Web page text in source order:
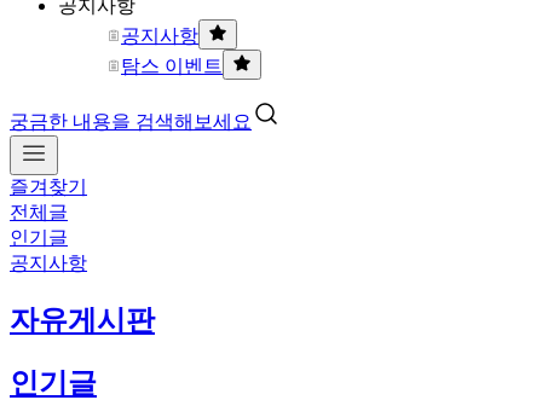
공지사항
공지사항
탐스 이벤트
궁금한 내용을 검색해보세요
즐겨찾기
전체글
인기글
공지사항
자유게시판
인기글